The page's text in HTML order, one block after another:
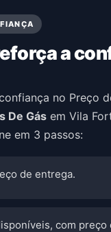
a
no Preço
De Gás em Vila
em 3 passos:
de entrega.
com preço